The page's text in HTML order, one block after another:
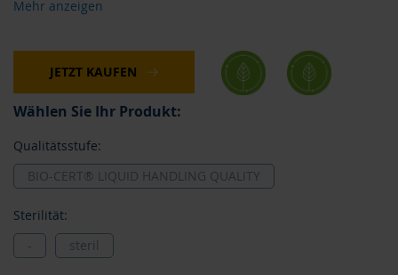
Mehr anzeigen
JETZT KAUFEN
Wählen Sie Ihr Produkt:
Qualitätsstufe:
BIO-CERT® LIQUID HANDLING QUALITY
Sterilität:
-
steril